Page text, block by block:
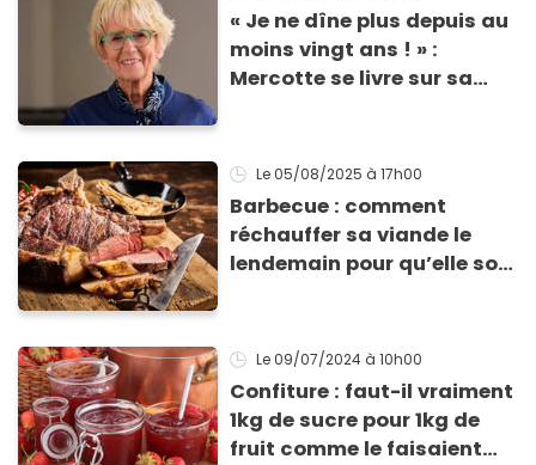
« Je ne dîne plus depuis au
moins vingt ans ! » :
Mercotte se livre sur sa
Le 05/08/2025 à 17h00
Barbecue : comment
réchauffer sa viande le
lendemain pour qu’elle soit
Le 09/07/2024 à 10h00
Confiture : faut-il vraiment
1kg de sucre pour 1kg de
fruit comme le faisaient